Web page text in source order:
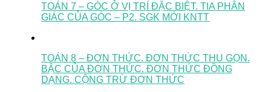
TOÁN 7 – GÓC Ở VỊ TRÍ ĐẶC BIỆT. TIA PHÂN
GIÁC CỦA GÓC – P2. SGK MỚI KNTT
TOÁN 8 – ĐƠN THỨC. ĐƠN THỨC THU GỌN.
BẬC CỦA ĐƠN THỨC. ĐƠN THỨC ĐỒNG
DẠNG. CỘNG TRỪ ĐƠN THỨC